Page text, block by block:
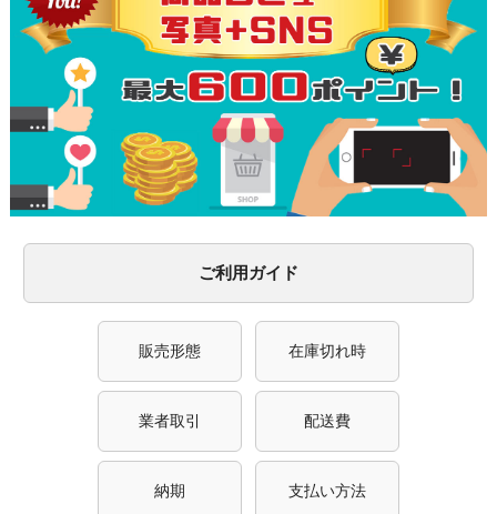
ご利用ガイド
販売形態 在庫切れ時
業者取引 配送費
納期 支払い方法